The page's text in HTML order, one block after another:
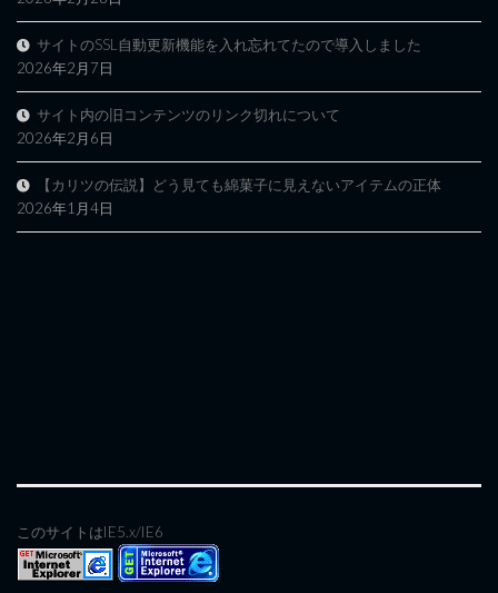
サイトのSSL自動更新機能を入れ忘れてたので導入しました
2026年2月7日
サイト内の旧コンテンツのリンク切れについて
2026年2月6日
【カリツの伝説】どう見ても綿菓子に見えないアイテムの正体
2026年1月4日
このサイトはIE5.x/IE6